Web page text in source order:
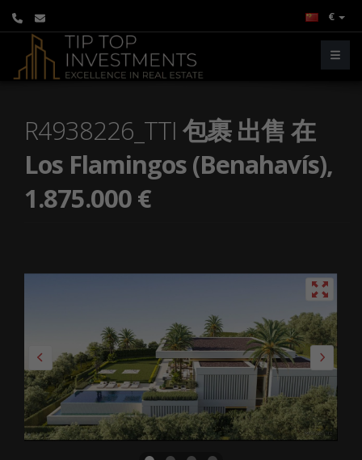
€
R4938226_TTI 包裹 出售 在
Los Flamingos (Benahavís),
1.875.000 €